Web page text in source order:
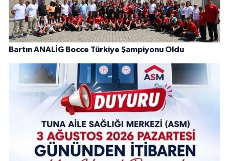
Bartın ANALİG Bocce Türkiye Şampiyonu Oldu